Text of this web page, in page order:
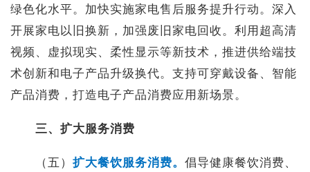
绿色化水平。加快实施家电售后服务提升行动。深入
开展家电以旧换新，加强废旧家电回收。利用超高清
视频、虚拟现实、柔性显示等新技术，推进供给端技
术创新和电子产品升级换代。支持可穿戴设备、智能
产品消费，打造电子产品消费应用新场景。
三、扩大服务消费
（五） 扩大餐饮服务消费。 倡导健康餐饮消费、